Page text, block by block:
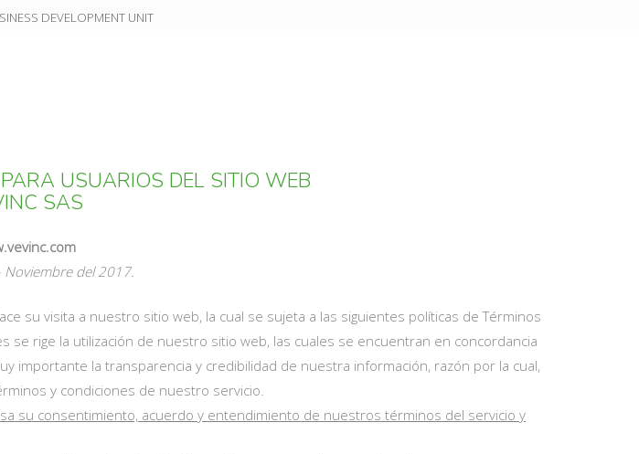
DEVELOPMENT UNIT
USUARIOS DEL SITIO WEB
SAS
Noviembre del 2017.
su visita a nuestro sitio web, la cual se sujeta a las siguientes políticas de Términos
rige la utilización de nuestro sitio web, las cuales se encuentran en concordancia
importante la transparencia y credibilidad de nuestra información, razón por la cual,
y condiciones de nuestro servicio.
su consentimiento, acuerdo y entendimiento de nuestros términos del servicio y